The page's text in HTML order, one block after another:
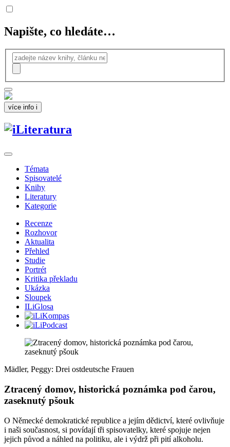
Napište, co hledáte…
více info i
Témata
Spisovatelé
Knihy
Literatury
Kategorie
Recenze
Rozhovor
Aktualita
Přehled
Studie
Portrét
Kritika překladu
Ukázka
Sloupek
ILiGlosa
Mädler, Peggy: Drei ostdeutsche Frauen
Ztracený domov, historická poznámka pod čarou,
zaseknutý pšouk
O Německé demokratické republice a jejím dědictví, které ovlivňuje
i naši současnost, si povídají tři spisovatelky, které spojuje nejen
jejich původ a náhled na politiku, ale i výdrž při pití alkoholu.